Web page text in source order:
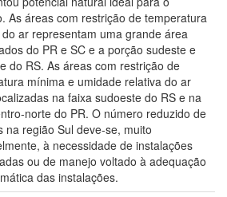
As áreas com restrição de temperatura
ar representam uma grande área
do PR e SC e a porção sudeste e
do RS. As áreas com restrição de
mínima e umidade relativa do ar
na faixa sudoeste do RS e na
norte do PR. O número reduzido de
na região Sul deve-se, muito
à necessidade de instalações
ou de manejo voltado à adequação
das instalações.